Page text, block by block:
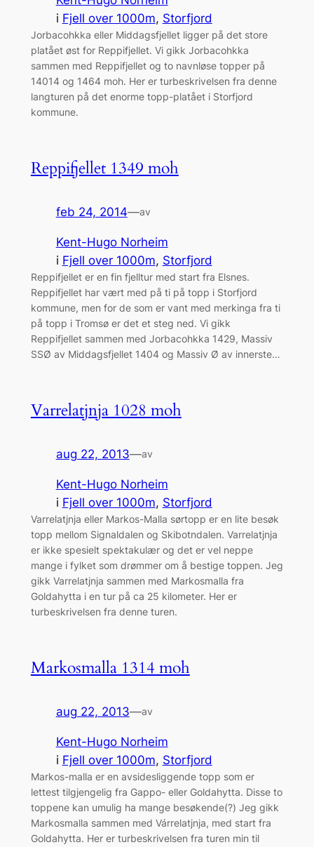
i Fjell over 1000m, Storfjord
Jorbacohkka eller Middagsfjellet ligger på det store
platået øst for Reppifjellet. Vi gikk Jorbacohkka
sammen med Reppifjellet og to navnløse topper på
14014 og 1464 moh. Her er turbeskrivelsen fra denne
langturen på det enorme topp-platået i Storfjord
kommune.
Reppifjellet 1349 moh
feb 24, 2014—av
Kent-Hugo Norheim
i Fjell over 1000m, Storfjord
Reppifjellet er en fin fjelltur med start fra Elsnes.
Reppifjellet har vært med på ti på topp i Storfjord
kommune, men for de som er vant med merkinga fra ti
på topp i Tromsø er det et steg ned. Vi gikk
Reppifjellet sammen med Jorbacohkka 1429, Massiv
SSØ av Middagsfjellet 1404 og Massiv Ø av innerste…
Varrelatjnja 1028 moh
aug 22, 2013—av
Kent-Hugo Norheim
i Fjell over 1000m, Storfjord
Varrelatjnja eller Markos-Malla sørtopp er en lite besøk
topp mellom Signaldalen og Skibotndalen. Varrelatjnja
er ikke spesielt spektakulær og det er vel neppe
mange i fylket som drømmer om å bestige toppen. Jeg
gikk Varrelatjnja sammen med Markosmalla fra
Goldahytta i en tur på ca 25 kilometer. Her er
turbeskrivelsen fra denne turen.
Markosmalla 1314 moh
aug 22, 2013—av
Kent-Hugo Norheim
i Fjell over 1000m, Storfjord
Markos-malla er en avsidesliggende topp som er
lettest tilgjengelig fra Gappo- eller Goldahytta. Disse to
toppene kan umulig ha mange besøkende(?) Jeg gikk
Markosmalla sammen med Várrelatjnja, med start fra
Goldahytta. Her er turbeskrivelsen fra turen min til